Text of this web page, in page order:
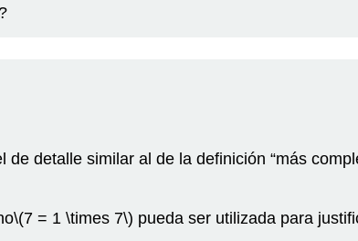
de detalle similar al de la definición “más
\(7 = 1 \times 7\) pueda ser utilizada para